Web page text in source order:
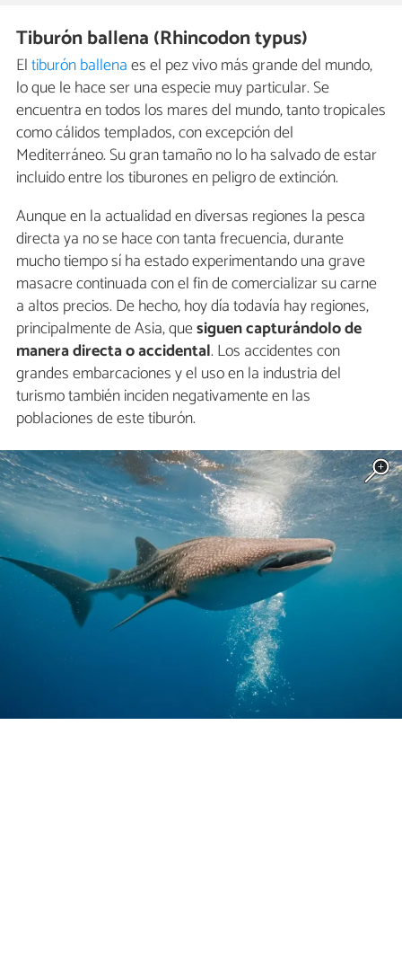
Tiburón ballena (Rhincodon typus)
Eltiburón ballenaes el pez vivo más grande del mundo,
lo que le hace ser una especie muy particular. Se
encuentra en todos los mares del mundo, tanto tropicales
como cálidos templados, con excepción del
Mediterráneo. Su gran tamaño no lo ha salvado de estar
incluido entre los tiburones en peligro de extinción.
Aunque en la actualidad en diversas regiones la pesca
directa ya no se hace con tanta frecuencia, durante
mucho tiempo sí ha estado experimentando una grave
masacre continuada con el fin de comercializar su carne
a altos precios. De hecho, hoy día todavía hay regiones,
principalmente de Asia, quesiguen capturándolo de
manera directa o accidental. Los accidentes con
grandes embarcaciones y el uso en la industria del
turismo también inciden negativamente en las
poblaciones de este tiburón.